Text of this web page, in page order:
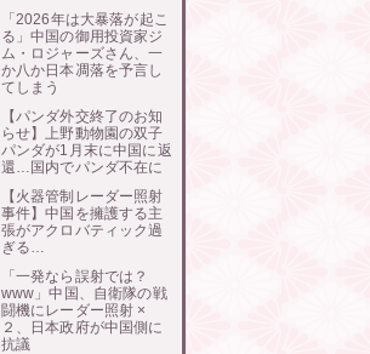
「2026年は大暴落が起こ
る」中国の御用投資家ジ
ム・ロジャーズさん、一
か八か日本凋落を予言し
てしまう
【パンダ外交終了のお知
らせ】上野動物園の双子
パンダが1月末に中国に返
還…国内でパンダ不在に
【火器管制レーダー照射
事件】中国を擁護する主
張がアクロバティック過
ぎる…
「一発なら誤射では？
www」中国、自衛隊の戦
闘機にレーダー照射 ×
２、日本政府が中国側に
抗議